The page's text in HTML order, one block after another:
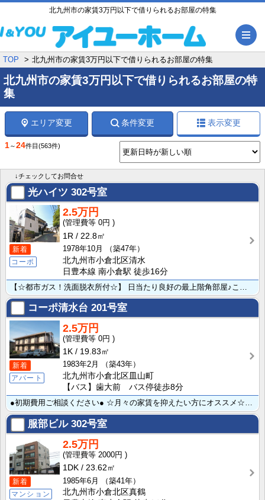
北九州市の家賃3万円以下で借りられるお部屋の特集
TOP 北九州市の家賃3万円以下で借りられるお部屋の特集
北九州市の家賃3万円以下で借りられるお部屋の特
集
エリア変更 条件変更 表示変更
1～24件目 (563件)
↓チェックしてお問合せ
光ハイツ 302号室
新着
コーポ
2.5万円
0円
1R
22.8㎡
1978年10月
（築47年）
北九州市小倉北区清水
日豊本線 南小倉駅 徒歩16分
【☆都市ガス！洗面脱衣所付☆】 日当たり良好の最上階角部屋♪このお家賃で洗面脱衣所付きの洗髪洗面化粧･･･
コーポ清水台 201号室
新着
アパート
2.5万円
0円
1K
19.83㎡
1983年2月
（築43年）
北九州市小倉北区皿山町
【バス】歯大前 バス停徒歩8分
●初期費用ご相談ください● ☆月々の家賃を抑えたい方にオススメ☆洋室にリフォームしてとってもキレイに･･･
服部ビル302号室
新着
マンション
2.5万円
2000円
1DK
23.62㎡
1985年6月
（築41年）
北九州市小倉北区真鶴